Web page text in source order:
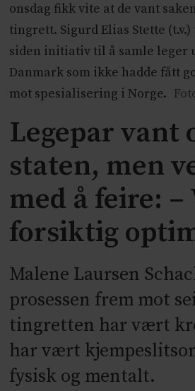
onsdag fikk vite at de vant
tingrett. Sigurd Elias Stette
siden initiativ til å samle leger
Danmark som ikke hadde fått
mot spesialisering i Norge.
Legepar vant
staten, men
med å feire: –
forsiktig
Malene Laursen
prosessen frem mot
tingretten har vært
har vært
fysisk og mentalt.